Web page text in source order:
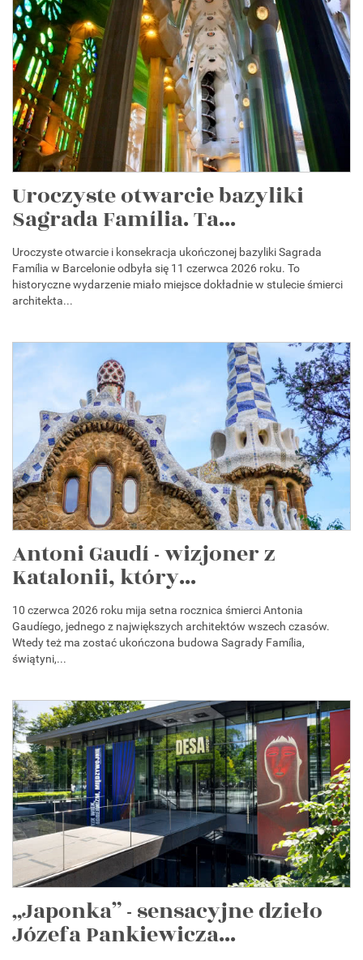
Uroczyste otwarcie bazyliki
Sagrada Família. Ta...
Uroczyste otwarcie i konsekracja ukończonej bazyliki Sagrada
Família w Barcelonie odbyła się 11 czerwca 2026 roku. To
historyczne wydarzenie miało miejsce dokładnie w stulecie śmierci
architekta...
Antoni Gaudí - wizjoner z
Katalonii, który...
10 czerwca 2026 roku mija setna rocznica śmierci Antonia
Gaudíego, jednego z największych architektów wszech czasów.
Wtedy też ma zostać ukończona budowa Sagrady Família,
świątyni,...
„Japonka” - sensacyjne dzieło
Józefa Pankiewicza...